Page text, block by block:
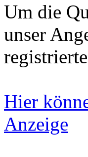
Um die
unser
Hier
Anzeige